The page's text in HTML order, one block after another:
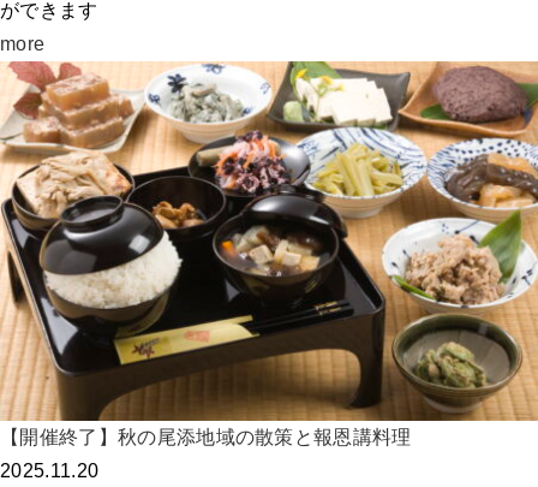
ができます
more
【開催終了】秋の尾添地域の散策と報恩講料理
2025.11.20